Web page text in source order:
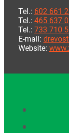
Tel.: 602 661
Tel.: 465 637
Tel.: 733 710
E-mail:
Website: